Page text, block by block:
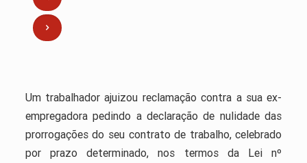
Um trabalhador ajuizou reclamação contra a sua ex-
empregadora pedindo a declaração de nulidade das
prorrogações do seu contrato de trabalho, celebrado
por prazo determinado, nos termos da Lei nº